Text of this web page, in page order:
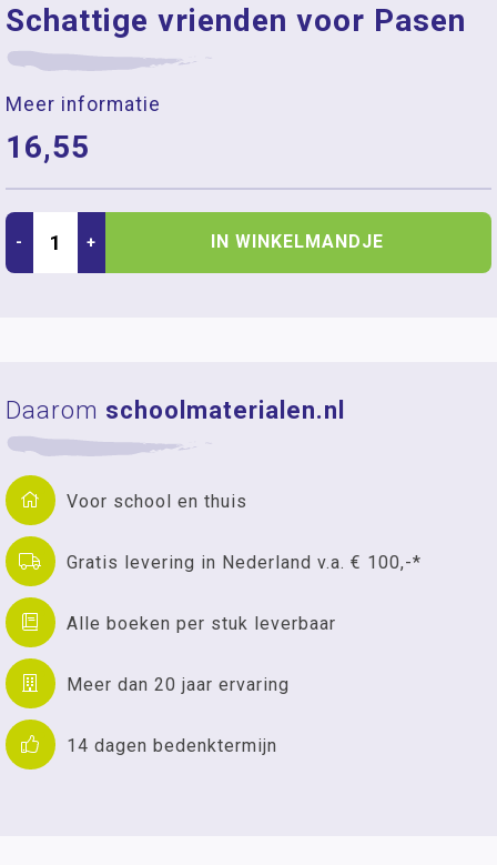
Schattige vrienden voor Pasen
Meer informatie
16,55
- + IN WINKELMANDJE
Daarom schoolmaterialen.nl
Voor school en thuis
Gratis levering in Nederland v.a. € 100,-*
Alle boeken per stuk leverbaar
Meer dan 20 jaar ervaring
14 dagen bedenktermijn